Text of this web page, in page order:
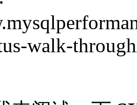
walk-